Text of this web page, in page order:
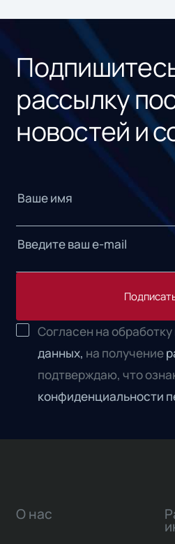
рассылку
новостей и
Согласен на обработку
данных, на получение
подтверждаю, что
конфиденциальности
О нас